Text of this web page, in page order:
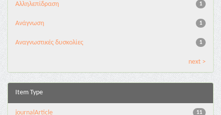
1
Αλληλεπίδραση
1
Ανάγνωση
1
Αναγνωστικές δυσκολίες
next >
Item Type
11
journalArticle